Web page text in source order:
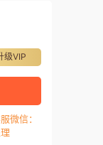
级VIP
微信：